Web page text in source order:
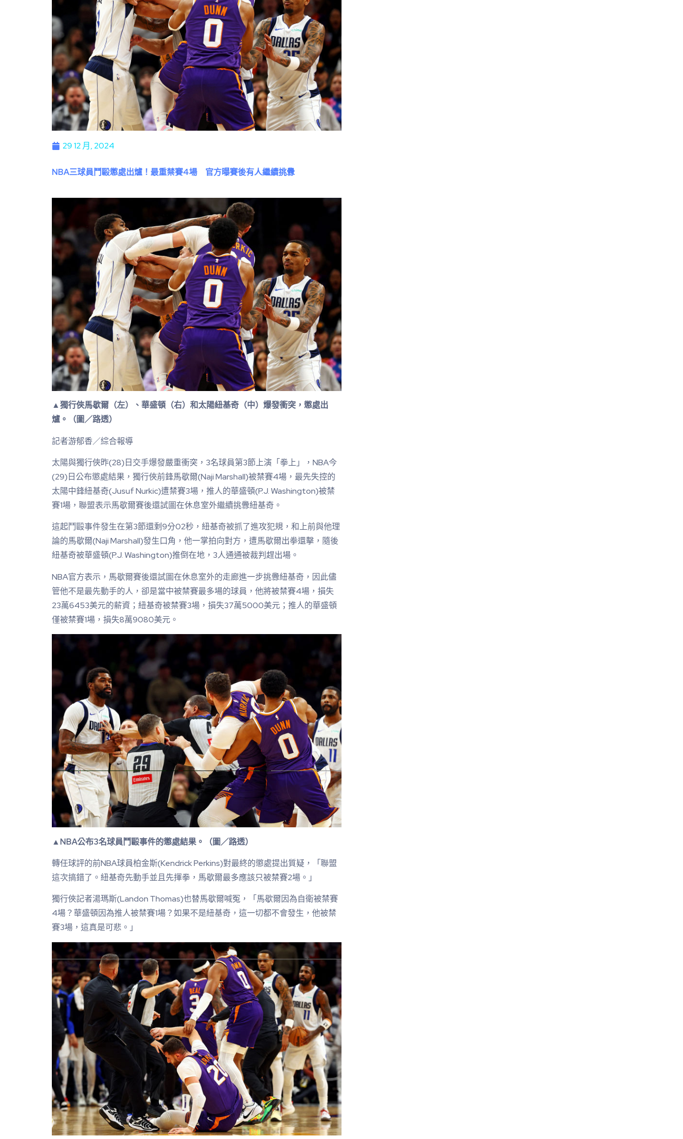
29 12 月, 2024
NBA三球員鬥毆懲處出爐！最重禁賽4場 官方曝賽後有人繼續挑釁
▲獨行俠馬歇爾（左）、華盛頓（右）和太陽紐基奇（中）爆發衝突，懲處出
爐。（圖／路透）
記者游郁香／綜合報導
太陽與獨行俠昨(28)日交手爆發嚴重衝突，3名球員第3節上演「拳上」，NBA今
(29)日公布懲處結果，獨行俠前鋒馬歇爾(Naji Marshall)被禁賽4場，最先失控的
太陽中鋒紐基奇(Jusuf Nurkic)遭禁賽3場，推人的華盛頓(P.J. Washington)被禁
賽1場，聯盟表示馬歇爾賽後還試圖在休息室外繼續挑釁紐基奇。
這起鬥毆事件發生在第3節還剩9分02秒，紐基奇被抓了進攻犯規，和上前與他理
論的馬歇爾(Naji Marshall)發生口角，他一掌拍向對方，遭馬歇爾出拳還擊，隨後
紐基奇被華盛頓(P.J. Washington)推倒在地，3人通通被裁判趕出場。
NBA官方表示，馬歇爾賽後還試圖在休息室外的走廊進一步挑釁紐基奇，因此儘
管他不是最先動手的人，卻是當中被禁賽最多場的球員，他將被禁賽4場，損失
23萬6453美元的薪資；紐基奇被禁賽3場，損失37萬5000美元；推人的華盛頓
僅被禁賽1場，損失8萬9080美元。
▲NBA公布3名球員鬥毆事件的懲處結果。（圖／路透）
轉任球評的前NBA球員柏金斯(Kendrick Perkins)對最終的懲處提出質疑，「聯盟
這次搞錯了。紐基奇先動手並且先揮拳，馬歇爾最多應該只被禁賽2場。」
獨行俠記者湯瑪斯(Landon Thomas)也替馬歇爾喊冤，「馬歇爾因為自衛被禁賽
4場？華盛頓因為推人被禁賽1場？如果不是紐基奇，這一切都不會發生，他被禁
賽3場，這真是可悲。」